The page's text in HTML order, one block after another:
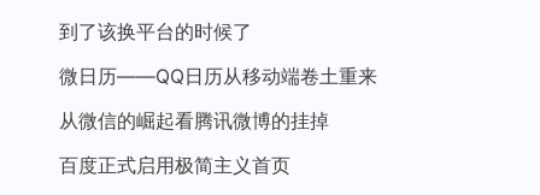
到了该换平台的时候了
微日历——QQ日历从移动端卷土重来
从微信的崛起看腾讯微博的挂掉
百度正式启用极简主义首页